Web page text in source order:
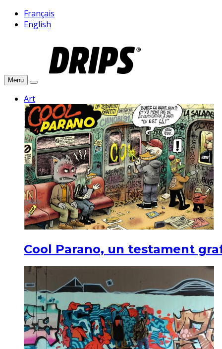
Français
English
Menu
Art
Cool Parano, un testament